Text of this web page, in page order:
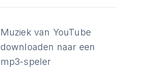
Muziek van YouTube
downloaden naar een
mp3-speler